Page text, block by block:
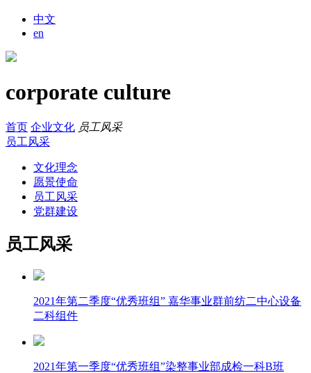
中文
en
corporate culture
首页 企业文化 员工风采
员工风采
文化理念
愿景使命
员工风采
党群建设
员工风采
2021年第二季度“优秀班组” 嘉华事业群前纺二中心设备
二科组件
2021年第一季度“优秀班组”染整事业部成检一科B班